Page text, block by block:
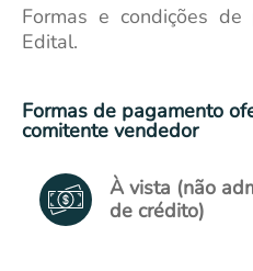
Formas e condições de
Edital.
Formas de pagamento
comitente vendedor
À vista (não
de crédito)